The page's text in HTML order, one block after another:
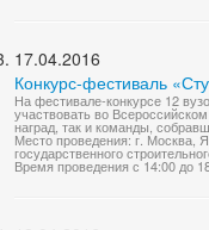
17.04.2016
Конкурс-фестиваль
На фестивале-конкурсе 12
участвовать во
наград, так и команды,
Место проведения: г. Москва,
государственного
Время проведения с 14:00 до